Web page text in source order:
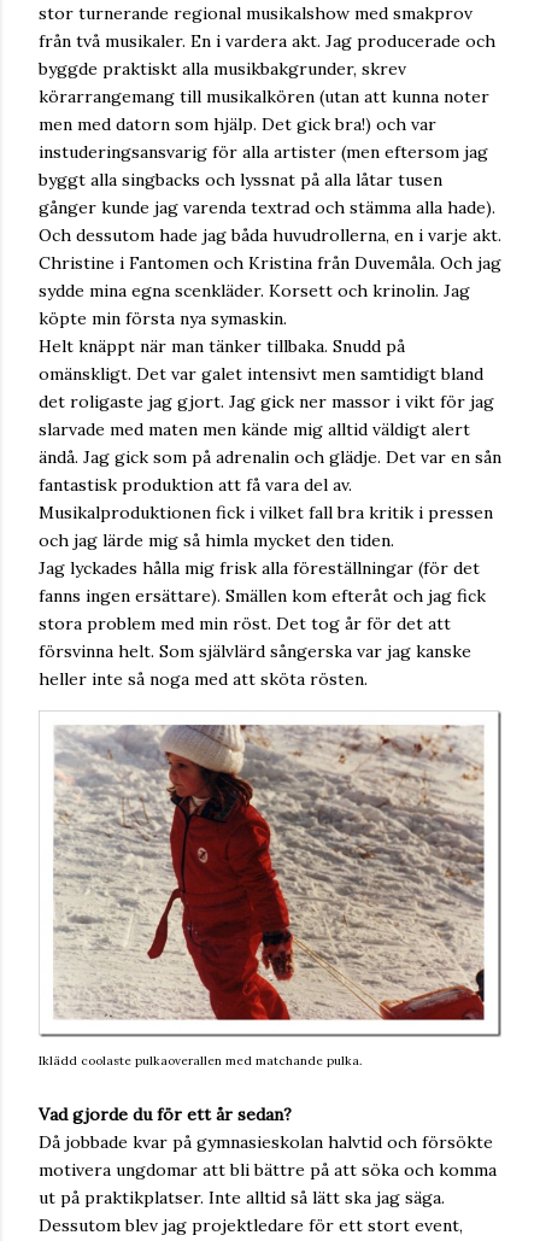
stor turnerande regional musikalshow med smakprov
från två musikaler. En i vardera akt. Jag producerade och
byggde praktiskt alla musikbakgrunder, skrev
körarrangemang till musikalkören (utan att kunna noter
men med datorn som hjälp. Det gick bra!) och var
instuderingsansvarig för alla artister (men eftersom jag
byggt alla singbacks och lyssnat på alla låtar tusen
gånger kunde jag varenda textrad och stämma alla hade).
Och dessutom hade jag båda huvudrollerna, en i varje akt.
Christine i Fantomen och Kristina från Duvemåla. Och jag
sydde mina egna scenkläder. Korsett och krinolin. Jag
köpte min första nya symaskin.
Helt knäppt när man tänker tillbaka. Snudd på
omänskligt. Det var galet intensivt men samtidigt bland
det roligaste jag gjort. Jag gick ner massor i vikt för jag
slarvade med maten men kände mig alltid väldigt alert
ändå. Jag gick som på adrenalin och glädje. Det var en sån
fantastisk produktion att få vara del av.
Musikalproduktionen fick i vilket fall bra kritik i pressen
och jag lärde mig så himla mycket den tiden.
Jag lyckades hålla mig frisk alla föreställningar (för det
fanns ingen ersättare). Smällen kom efteråt och jag fick
stora problem med min röst. Det tog år för det att
försvinna helt. Som självlärd sångerska var jag kanske
heller inte så noga med att sköta rösten.
Iklädd coolaste pulkaoverallen med matchande pulka.
Vad gjorde du för ett år sedan?
Då jobbade kvar på gymnasieskolan halvtid och försökte
motivera ungdomar att bli bättre på att söka och komma
ut på praktikplatser. Inte alltid så lätt ska jag säga.
Dessutom blev jag projektledare för ett stort event,